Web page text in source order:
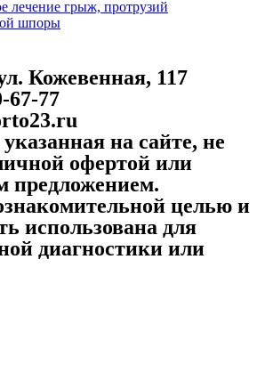
лечение грыж, протрузий
шпоры
Кожевенная, 117
67-77
на сайте, не
офертой или
предложением.
целью и
использована для
диагностики или